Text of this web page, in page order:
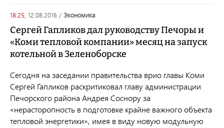
18:25, 12.08.2016 / экономика
Сергей Гапликов дал руководству Печоры и
«Коми тепловой компании» месяц на запуск
котельной в Зеленоборске
Сегодня на заседании правительства врио главы Коми
Сергей Гапликов раскритиковал главу администрации
Печорского района Андрея Соснору за
«нерасторопность в подготовке крайне важного объекта
тепловой энергетики», имея в виду новую модульную